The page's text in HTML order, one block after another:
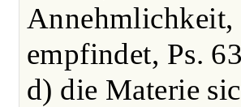
Annehmlichkeit,
empfindet, Ps.
d) die Materie